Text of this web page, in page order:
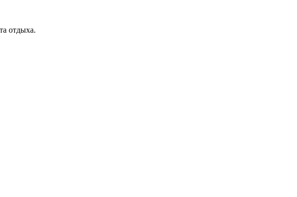
отдыха.